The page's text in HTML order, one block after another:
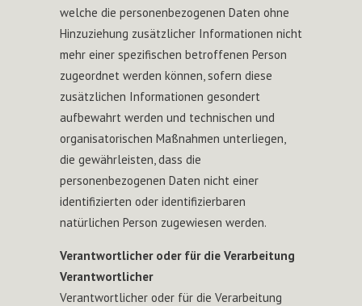
welche die personenbezogenen Daten ohne
Hinzuziehung zusätzlicher Informationen nicht
mehr einer spezifischen betroffenen Person
zugeordnet werden können, sofern diese
zusätzlichen Informationen gesondert
aufbewahrt werden und technischen und
organisatorischen Maßnahmen unterliegen,
die gewährleisten, dass die
personenbezogenen Daten nicht einer
identifizierten oder identifizierbaren
natürlichen Person zugewiesen werden.
Verantwortlicher oder für die Verarbeitung
Verantwortlicher
Verantwortlicher oder für die Verarbeitung